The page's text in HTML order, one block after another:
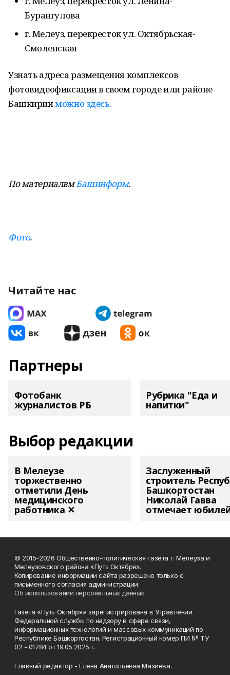
Бурангулова
г. Мелеуз, перекресток ул. Октябрьская-
Смоленская
Узнать адреса размещения комплексов
фотовидеофиксации в своем городе или районе
Башкирииможно здесь.
По материалвмБашинформ.
Фото.
Читайте нас
Партнеры
Фотобанк
журналистов РБ
Рубрика "Еда и
напитки"
Выбор редакции
В Мелеузе
торжественно
отметили День
медицинского
работника ✕
Заслуженный
строитель
Башкортостан
Николай Гавва
отмечает
© 2015-2026 Общественно-политическая газета г. Мелеуза и
Мелеузовского района «Путь Октября».
Копирование информации сайта разрешено только с
письменного согласия администрации.
Об использовании персональных данных
Газета «Путь Октября» зарегистрирована в Управлении
Федеральной службы по надзору в сфере связи,
информационных технологий и массовых коммуникаций по
Республике Башкортостан. Регистрационный номер ПИ № ТУ
02 - 01784 от 19.05.2025 г.
Главный редактор - Елена Анатольевна Мазиева.